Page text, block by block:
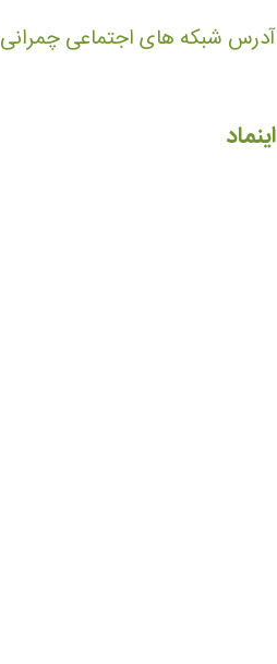
آدرس شبکه های اجتماعی چمرانی
اینماد